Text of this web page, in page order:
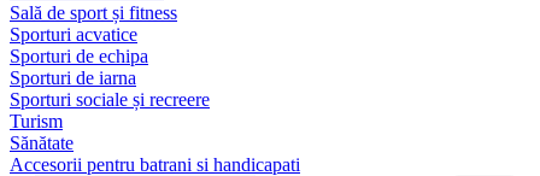
Sală de sport și fitness
Sporturi acvatice
Sporturi de echipa
Sporturi de iarna
Sporturi sociale și recreere
Turism
Sănătate
Accesorii pentru batrani si handicapati